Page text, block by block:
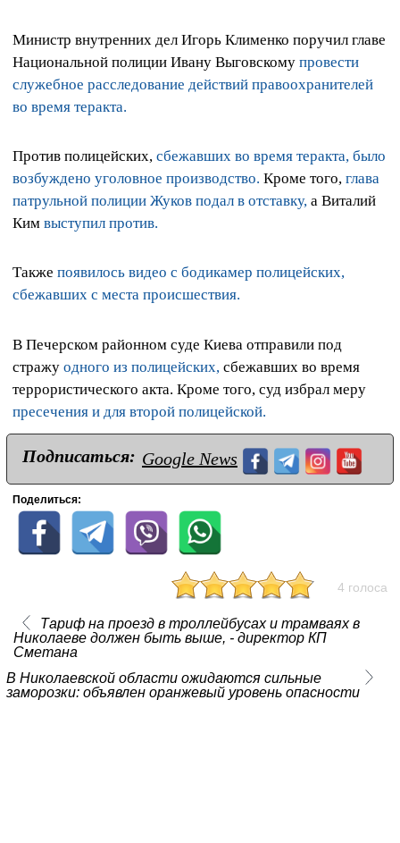
Министр внутренних дел Игорь Клименко поручил главе
Национальной полиции Ивану Выговскому провести
служебное расследование действий правоохранителей
во время теракта.
Против полицейских, сбежавших во время теракта, было
возбуждено уголовное производство. Кроме того, глава
патрульной полиции Жуков подал в отставку, а Виталий
Ким выступил против.
Также появилось видео с бодикамер полицейских,
сбежавших с места происшествия.
В Печерском районном суде Киева отправили под
стражу одного из полицейских, сбежавших во время
террористического акта. Кроме того, суд избрал меру
пресечения и для второй полицейской.
Подписаться: Google News
Поделиться:
4 голоса
Тариф на проезд в троллейбусах и трамваях в
Николаеве должен быть выше, - директор КП
Сметана
В Николаевской области ожидаются сильные
заморозки: объявлен оранжевый уровень опасности